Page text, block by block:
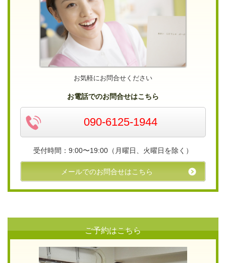
お気軽にお問合せください
お電話でのお問合せはこちら
090-6125-1944
受付時間：9:00〜19:00（月曜日、火曜日を除く）
メールでのお問合せはこちら
ご予約はこちら